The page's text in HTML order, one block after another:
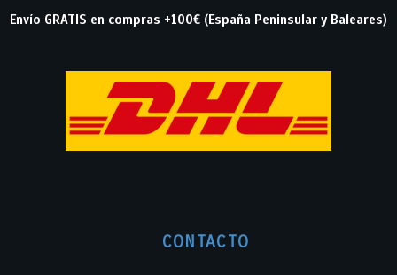
Envío GRATIS en compras +100€ (España Peninsular y Baleares)
CONTACTO